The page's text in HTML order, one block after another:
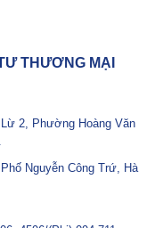
THƯƠNG MẠI
2, Phường Hoàng Văn
Nguyễn Công Trứ, Hà